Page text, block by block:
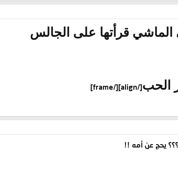
قرأتها على الجالس
الحب[/align]
[/frame]
يحج عن أمه !!